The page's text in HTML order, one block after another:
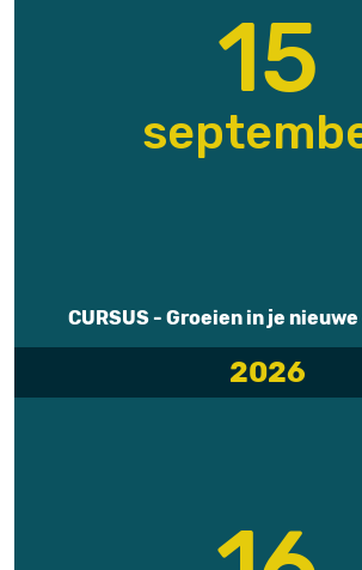
15
CURSUS - Groeien in je
2026